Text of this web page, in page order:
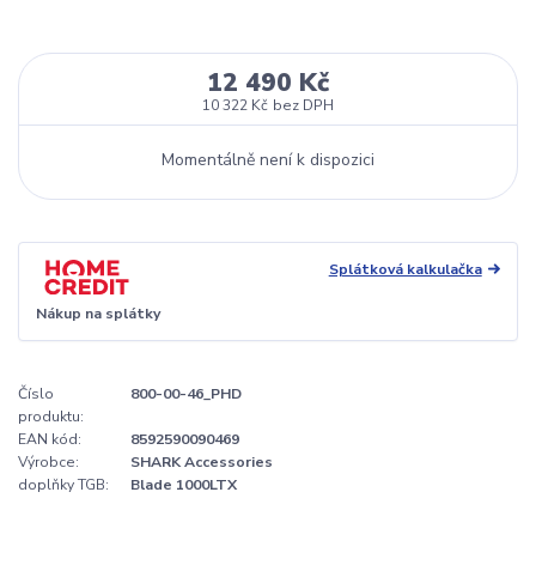
12 490 Kč
10 322 Kč bez DPH
Momentálně není k dispozici
Splátková kalkulačka
Nákup na splátky
Číslo
produktu:
800-00-46_PHD
EAN kód:
8592590090469
Výrobce:
SHARK Accessories
doplňky TGB:
Blade 1000LTX